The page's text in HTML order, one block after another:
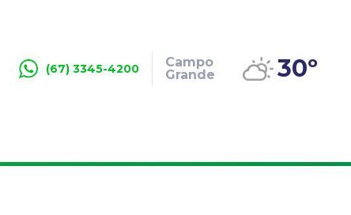
(67) 3345-4200
Campo
Grande
30º